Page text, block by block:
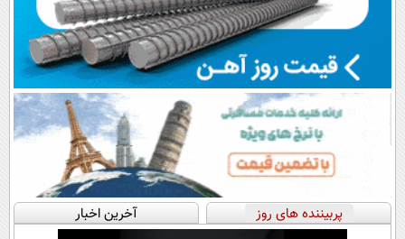
پربیننده های روز آخرین اخبار